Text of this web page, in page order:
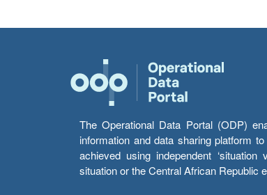
The Operational Data Portal (ODP)
information and data sharing platform
achieved using independent
situation or the Central African Republic